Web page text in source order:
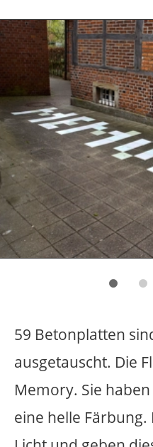
Foto Diasec®, 100 x 70 cm
Memory III (Sonnenbank
2006
Die Leuchtbank ist aus
und steht auf einem
mit sieben
Diese beleuchten ein Foto.
zwischen zwei